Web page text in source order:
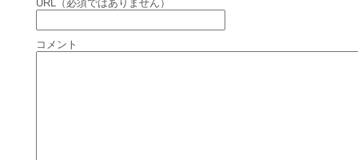
URL（必須ではありません）
コメント